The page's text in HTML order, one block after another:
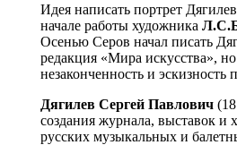
Идея написать портрет
начале работы художника
Осенью Серов начал писать
редакция «Мира искусства»,
незаконченность и
Дягилев Сергей Павлович
создания журнала, выставок и
русских музыкальных и